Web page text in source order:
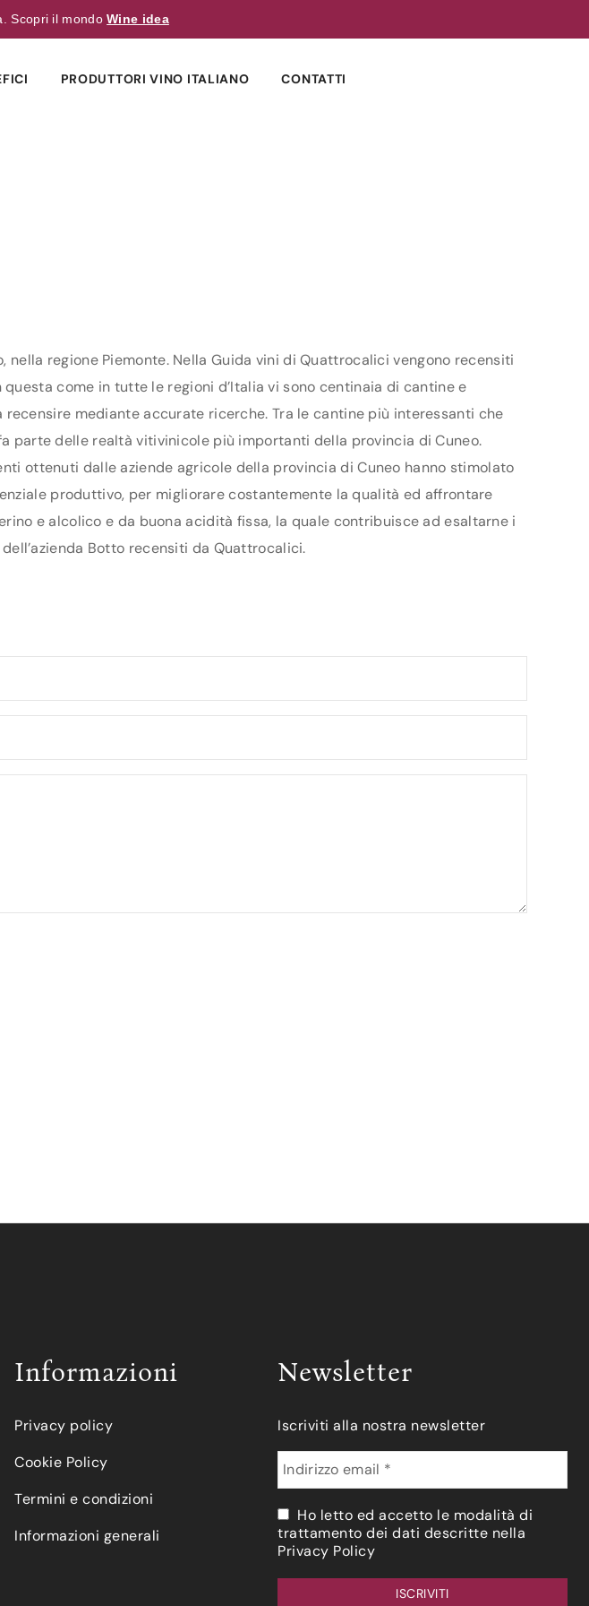
Scopri il mondoWine idea
PRODUTTORI VINO ITALIANO CONTATTI
regione Piemonte. Nella Guida vini di Quattrocalici vengono recensiti
come in tutte le regioni d’Italia vi sono centinaia di cantine e
mediante accurate ricerche. Tra le cantine più interessanti che
parte delle realtà vitivinicole più importanti della provincia di Cuneo.
ottenuti dalle aziende agricole della provincia di Cuneo hanno stimolato
produttivo, per migliorare costantemente la qualità ed affrontare
e alcolico e da buona acidità fissa, la quale contribuisce ad esaltarne i
Botto recensiti da Quattrocalici.
Informazioni
Privacy policy
Cookie Policy
Termini e condizioni
Informazioni generali
Newsletter
Iscriviti alla nostra newsletter
Ho letto ed accetto le modalità di
trattamento dei dati descritte nella
Privacy Policy